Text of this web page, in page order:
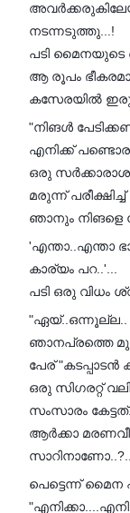
നടന്നടുത്തു...!
പടി മൈനയുടെ
ആ രൂപം
കസേരയിൽ
"നിങൾ
എനിക്ക് പണ്ടൊരു
ഒരു
മരുന്ന്
ഞാനും
'എന്താ..എന്താ
കാര്യം പറ..'...
പടി ഒരു വിധം
"ഏയ്..ഒന്നൂല്ല..
ഞാനപ്രത്തെ
പേര്
ഒരു സിഗരറ്റ്
സംസാരം
ആർക്കാ
പെട്ടെന്ന്